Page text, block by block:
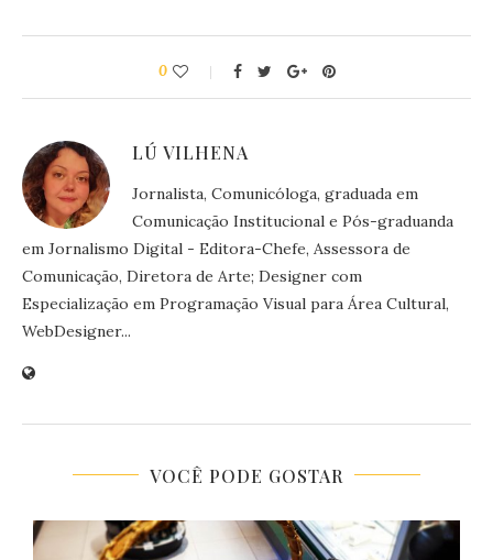
0
LÚ VILHENA
Jornalista, Comunicóloga, graduada em
Comunicação Institucional e Pós-graduanda
em Jornalismo Digital - Editora-Chefe, Assessora de
Comunicação, Diretora de Arte; Designer com
Especialização em Programação Visual para Área Cultural,
WebDesigner...
VOCÊ PODE GOSTAR